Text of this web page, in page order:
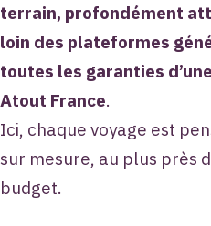
terrain, profondément
loin des plateformes
toutes les garanties
Atout France.
Ici, chaque voyage est
sur mesure, au plus près
budget.